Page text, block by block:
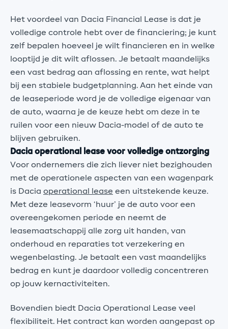
Het voordeel van Dacia Financial Lease is dat je
volledige controle hebt over de financiering; je kunt
zelf bepalen hoeveel je wilt financieren en in welke
looptijd je dit wilt aflossen. Je betaalt maandelijks
een vast bedrag aan aflossing en rente, wat helpt
bij een stabiele budgetplanning. Aan het einde van
de leaseperiode word je de volledige eigenaar van
de auto, waarna je de keuze hebt om deze in te
ruilen voor een nieuw Dacia-model of de auto te
blijven gebruiken.
Dacia operational lease voor volledige ontzorging
Voor ondernemers die zich liever niet bezighouden
met de operationele aspecten van een wagenpark
is Dacia operational lease een uitstekende keuze.
Met deze leasevorm ‘huur’ je de auto voor een
overeengekomen periode en neemt de
leasemaatschappij alle zorg uit handen, van
onderhoud en reparaties tot verzekering en
wegenbelasting. Je betaalt een vast maandelijks
bedrag en kunt je daardoor volledig concentreren
op jouw kernactiviteiten.
Bovendien biedt Dacia Operational Lease veel
flexibiliteit. Het contract kan worden aangepast op